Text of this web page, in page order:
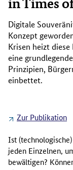
Digitale
Konzept
Krisen heizt
eine
Prinzipien,
einbettet.
Zur Publikation
Ist
jeden Einzelnen,
bewältigen?